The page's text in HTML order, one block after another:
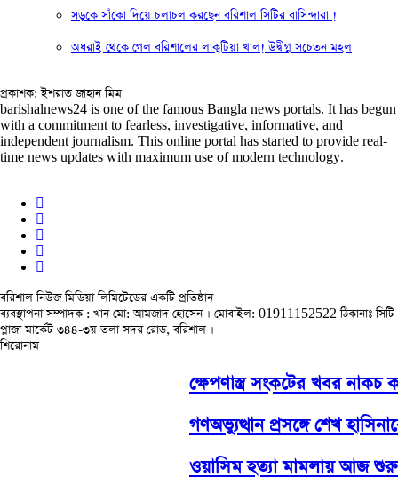
সড়কে সাঁকো দিয়ে চলাচল করছেন বরিশাল সিটির বাসিন্দারা !
অধরাই থেকে গেল বরিশালের লাকুটিয়া খাল! উদ্বীগ্ন সচেতন মহল
প্রকাশক: ইশরাত জাহান মিম
barishalnews24 is one of the famous Bangla news portals. It has begun
with a commitment to fearless, investigative, informative, and
independent journalism. This online portal has started to provide real-
time news updates with maximum use of modern technology.
বরিশাল নিউজ মিডিয়া লিমিটেডের একটি প্রতিষ্ঠান
ব্যবস্থাপনা সম্পাদক : খান মো: আমজাদ হোসেন । মোবাইল: 01911152522 ঠিকানাঃ সিটি
প্লাজা মার্কেট ৩৪৪-৩য় তলা সদর রোড, বরিশাল ।
শিরোনাম
ক্ষেপণাস্ত্র সংকটের খবর নাকচ
গণঅভ্যুত্থান প্রসঙ্গে শেখ
ওয়াসিম হত্যা মামলায় আজ শুরু